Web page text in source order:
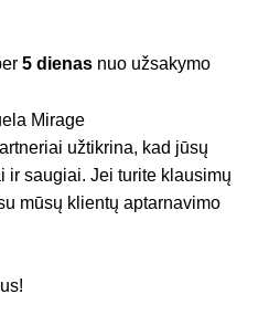
5 dienas nuo užsakymo
užtikrina, kad jūsų
ir saugiai. Jei turite klausimų
mūsų klientų aptarnavimo